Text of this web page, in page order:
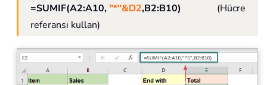
=SUMIF(A2:A10,"*"&D2,B2:B10) (Hücre
referansı kullan)